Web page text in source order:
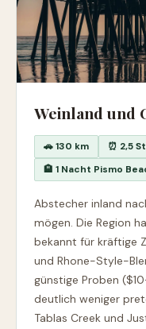
Weinland und
🚗 130 km
⏰ 2,5
🏨 1 Nacht Pismo
Abstecher inland
mögen. Die Region
bekannt für kräftige
und Rhone-Style-
günstige Proben
deutlich weniger
Tablas Creek und